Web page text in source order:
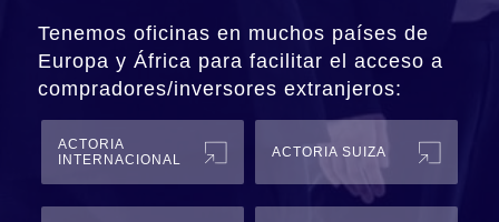
Tenemos oficinas en muchos países de
Europa y África para facilitar el acceso a
compradores/inversores extranjeros:
ACTORIA
INTERNACIONAL
ACTORIA SUIZA